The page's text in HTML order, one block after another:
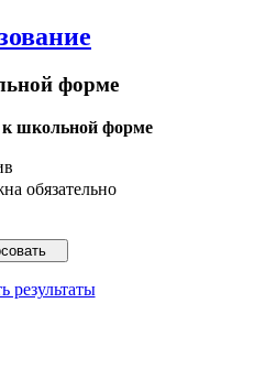
форме
школьной форме
обязательно
результаты